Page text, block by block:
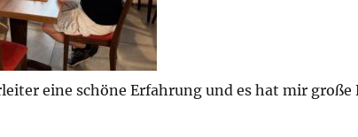
eine schöne Erfahrung und es hat mir große